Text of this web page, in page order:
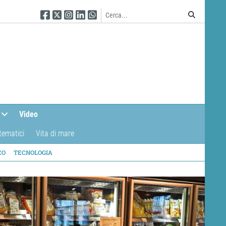
Seguici su Facebook
Seguici su Twitter
Seguici su Instagram
Seguici su Linkedin
Seguici su WhatsApp
Video
Vita di mare
TECNOLOGIA